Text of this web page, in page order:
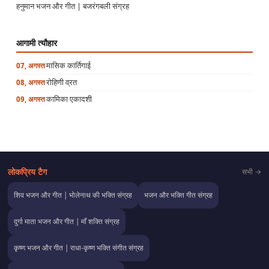
हनुमान भजन और गीत | बजरंगबली संग्रह
आगामी त्यौहार
07, अगस्तमासिक कार्तिगाई
08, अगस्तरोहिणी व्रत
09, अगस्तकामिका एकादशी
लोकप्रिय टैग सभी →
शिव भजन और गीत | भोलेनाथ की भक्ति संग्रह भजन और भक्ति गीत संग्रह
दुर्गा माता भजन और गीत | माँ शक्ति संग्रह
कृष्ण भजन और गीत | राधा-कृष्ण भक्ति संगीत संग्रह